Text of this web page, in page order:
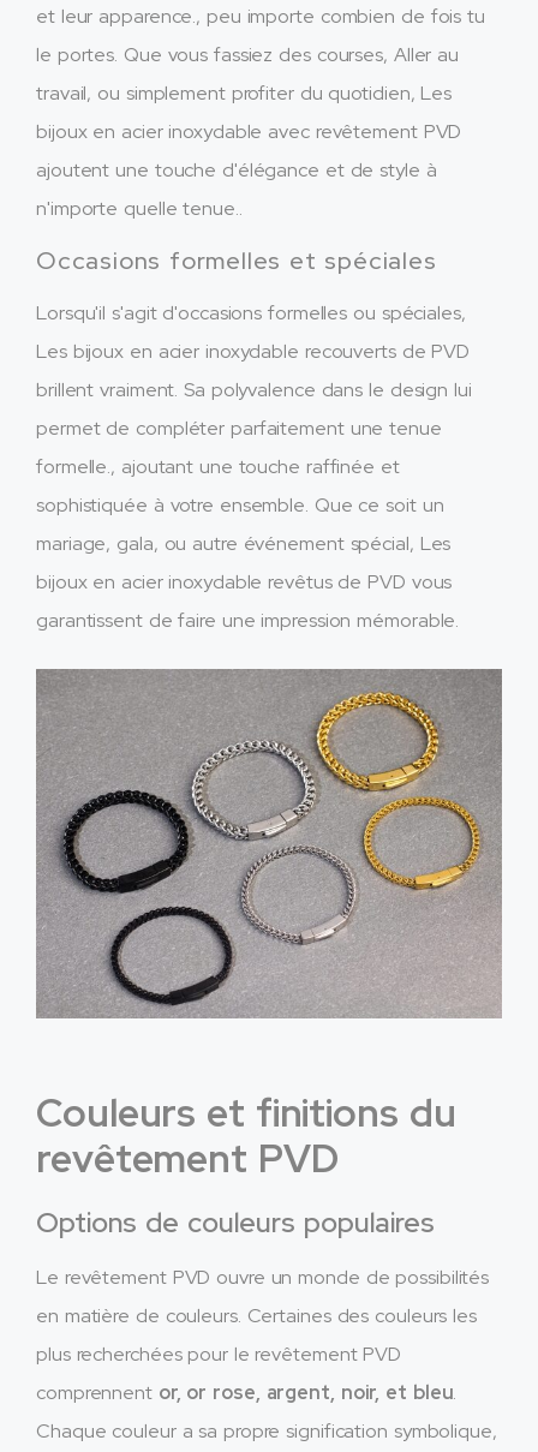
et leur apparence., peu importe combien de fois tu
le portes. Que vous fassiez des courses, Aller au
travail, ou simplement profiter du quotidien, Les
bijoux en acier inoxydable avec revêtement PVD
ajoutent une touche d'élégance et de style à
n'importe quelle tenue..
Occasions formelles et spéciales
Lorsqu'il s'agit d'occasions formelles ou spéciales,
Les bijoux en acier inoxydable recouverts de PVD
brillent vraiment. Sa polyvalence dans le design lui
permet de compléter parfaitement une tenue
formelle., ajoutant une touche raffinée et
sophistiquée à votre ensemble. Que ce soit un
mariage, gala, ou autre événement spécial, Les
bijoux en acier inoxydable revêtus de PVD vous
garantissent de faire une impression mémorable.
Couleurs et finitions du
revêtement PVD
Options de couleurs populaires
Le revêtement PVD ouvre un monde de possibilités
en matière de couleurs. Certaines des couleurs les
plus recherchées pour le revêtement PVD
comprennentor, or rose, argent, noir, et bleu.
Chaque couleur a sa propre signification symbolique,